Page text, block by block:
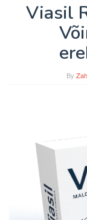
Viasil
By